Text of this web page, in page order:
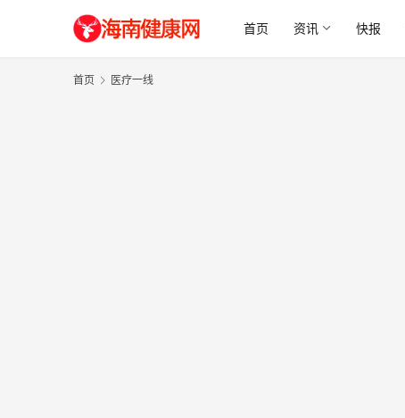
首页 资讯 快报
首页 医疗一线